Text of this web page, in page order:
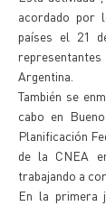
acordado por
países el 21
Argentina.
También se
cabo en
Planificación
de la CNEA
trabajando a
En la primera